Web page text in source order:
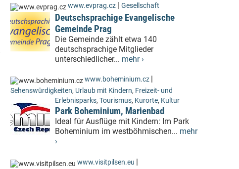
www.evprag.cz | Gesellschaft
Deutschsprachige Evangelische
Gemeinde Prag
Die Gemeinde zählt etwa 140
deutschsprachige Mitglieder
unterschiedlicher... mehr ›
www.boheminium.cz |
Sehenswürdigkeiten, Urlaub mit Kindern, Freizeit- und
Erlebnisparks, Tourismus, Kurorte, Kultur
Park Boheminium, Marienbad
Ideal für Ausflüge mit Kindern: Im Park
Boheminium im westböhmischen... mehr
›
www.visitpilsen.eu |